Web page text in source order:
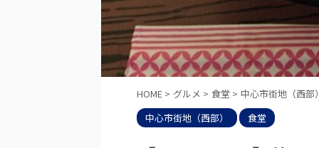
HOME > グルメ > 食堂 > 中心市街地（西部
中心市街地（西部）
食堂